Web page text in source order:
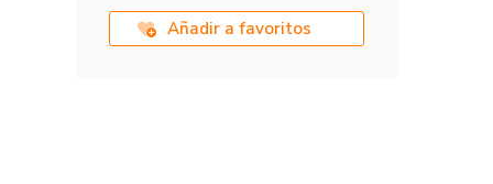
Añadir a favoritos